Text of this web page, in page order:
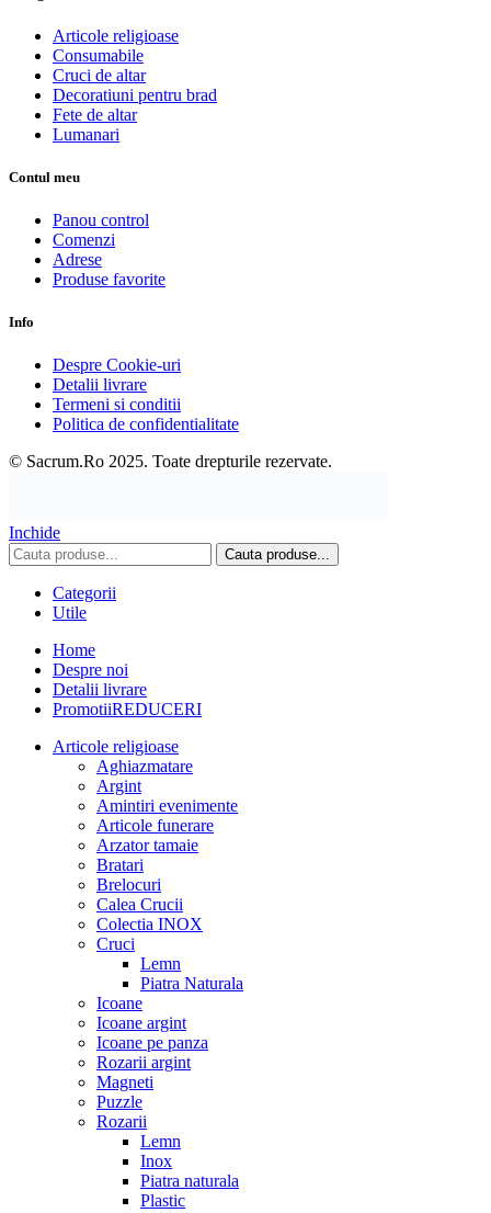
Articole religioase
Consumabile
Cruci de altar
Decoratiuni pentru brad
Fete de altar
Lumanari
Contul meu
Panou control
Comenzi
Adrese
Produse favorite
Info
Despre Cookie-uri
Detalii livrare
Termeni si conditii
Politica de confidentialitate
© Sacrum.Ro 2025. Toate drepturile rezervate.
Inchide
Cauta produse...
Categorii
Utile
Home
Despre noi
Detalii livrare
PromotiiREDUCERI
Articole religioase
Aghiazmatare
Argint
Amintiri evenimente
Articole funerare
Arzator tamaie
Bratari
Brelocuri
Calea Crucii
Colectia INOX
Cruci
Lemn
Piatra Naturala
Icoane
Icoane argint
Icoane pe panza
Rozarii argint
Magneti
Puzzle
Rozarii
Lemn
Inox
Piatra naturala
Plastic